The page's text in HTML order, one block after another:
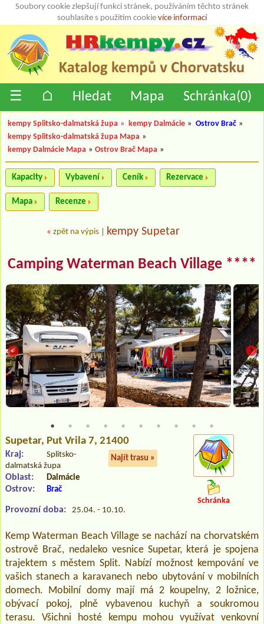
Soubory cookie zlepšují funkci stránek, používáním těchto stránek
souhlasíte s použitím cookie více informací
☰ ⌂ Hledat Mapa Schránka(0)
kempy Splitsko-dalmatská župa » kempy Dalmácie » Ostrov Brač »
kempy Splitsko-dalmatská župa Mapa »
kempy Dalmácie Mapa » Ostrov Brač Mapa »
Kapacity Vybavení Ceník Rezervace
Mapa Recenze
« zpět na výpis kempy Supetar
Camping Waterman Beach Village ****
Supetar, Put Vrila 7, 21400
Najít trasu »
Kraj:
Splitsko-
dalmatská župa
Oblast: Dalmácie
Ostrov: Brač
Provozní doba: 25.04. - 10.10.
Schránka
Kemp Waterman Beach Village se nachází na chorvatském
ostrově Brač, nedaleko vesnice Supetar, která je spojena
trajektem s městem Split. Nabízí možnost kempování ve
vašich stanech a karavanech nebo ubytování v mobilních
domech. Mobilní domy mají má 2 koupelny, 2 ložnice,
obývací pokoj, plně vybavenou kuchyň a soukromou
terasu. Všichni hosté kempu mohou využívat venkovní